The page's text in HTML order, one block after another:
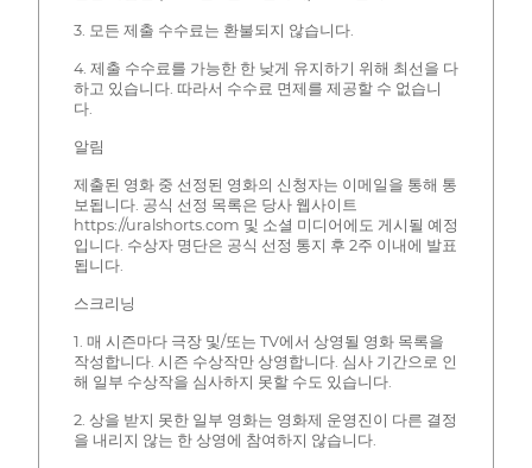
3. 모든 제출 수수료는 환불되지 않습니다.
4. 제출 수수료를 가능한 한 낮게 유지하기 위해 최선을 다
하고 있습니다. 따라서 수수료 면제를 제공할 수 없습니
다.
알림
제출된 영화 중 선정된 영화의 신청자는 이메일을 통해 통
보됩니다. 공식 선정 목록은 당사 웹사이트
https://uralshorts.com 및 소셜 미디어에도 게시될 예정
입니다. 수상자 명단은 공식 선정 통지 후 2주 이내에 발표
됩니다.
스크리닝
1. 매 시즌마다 극장 및/또는 TV에서 상영될 영화 목록을
작성합니다. 시즌 수상작만 상영합니다. 심사 기간으로 인
해 일부 수상작을 심사하지 못할 수도 있습니다.
2. 상을 받지 못한 일부 영화는 영화제 운영진이 다른 결정
을 내리지 않는 한 상영에 참여하지 않습니다.